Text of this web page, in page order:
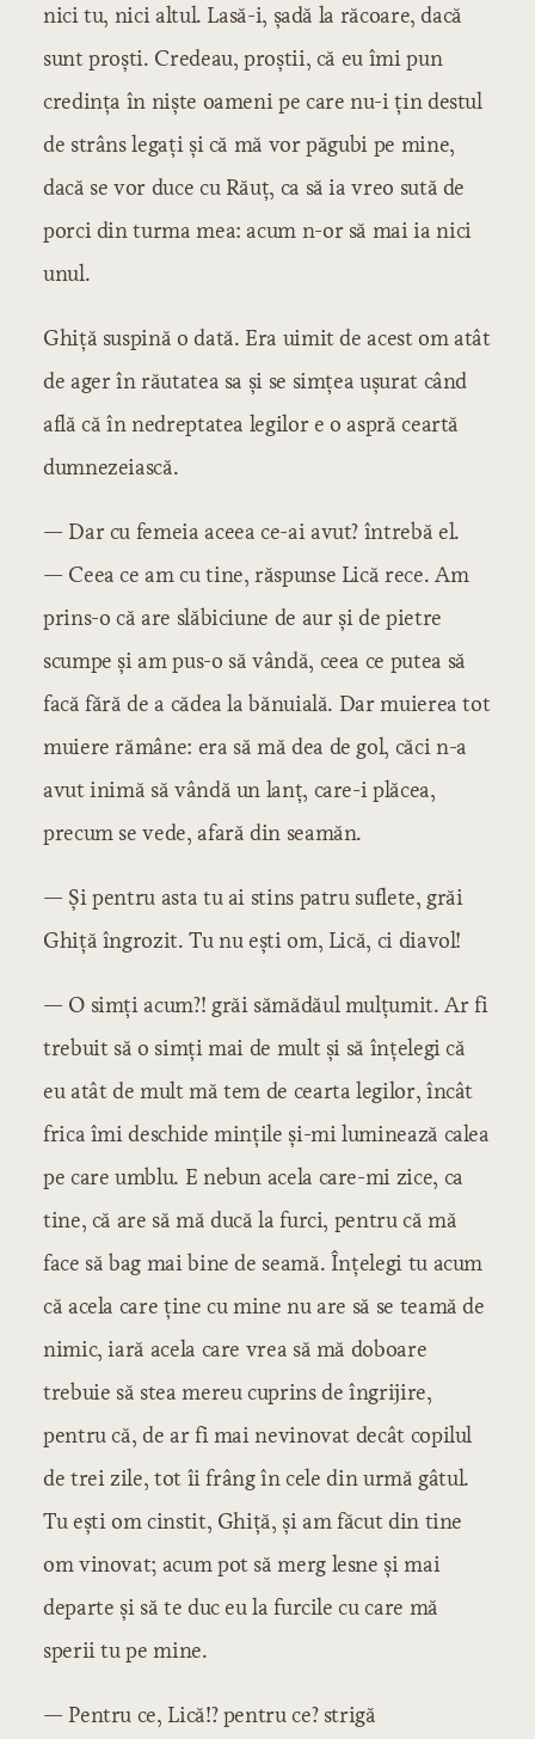
nici tu, nici altul. Lasă-i, șadă la răcoare, dacă
sunt proști. Credeau, proștii, că eu îmi pun
credința în niște oameni pe care nu-i țin destul
de strâns legați și că mă vor păgubi pe mine,
dacă se vor duce cu Răuț, ca să ia vreo sută de
porci din turma mea: acum n-or să mai ia nici
unul.
Ghiță suspină o dată. Era uimit de acest om atât
de ager în răutatea sa și se simțea ușurat când
află că în nedreptatea legilor e o aspră ceartă
dumnezeiască.
— Dar cu femeia aceea ce-ai avut? întrebă el.
— Ceea ce am cu tine, răspunse Lică rece. Am
prins-o că are slăbiciune de aur și de pietre
scumpe și am pus-o să vândă, ceea ce putea să
facă fără de a cădea la bănuială. Dar muierea tot
muiere rămâne: era să mă dea de gol, căci n-a
avut inimă să vândă un lanț, care-i plăcea,
precum se vede, afară din seamăn.
— Și pentru asta tu ai stins patru suflete, grăi
Ghiță îngrozit. Tu nu ești om, Lică, ci diavol!
— O simți acum?! grăi sămădăul mulțumit. Ar fi
trebuit să o simți mai de mult și să înțelegi că
eu atât de mult mă tem de cearta legilor, încât
frica îmi deschide mințile și-mi luminează calea
pe care umblu. E nebun acela care-mi zice, ca
tine, că are să mă ducă la furci, pentru că mă
face să bag mai bine de seamă. Înțelegi tu acum
că acela care ține cu mine nu are să se teamă de
nimic, iară acela care vrea să mă doboare
trebuie să stea mereu cuprins de îngrijire,
pentru că, de ar fi mai nevinovat decât copilul
de trei zile, tot îi frâng în cele din urmă gâtul.
Tu ești om cinstit, Ghiță, și am făcut din tine
om vinovat; acum pot să merg lesne și mai
departe și să te duc eu la furcile cu care mă
sperii tu pe mine.
— Pentru ce, Lică!? pentru ce? strigă